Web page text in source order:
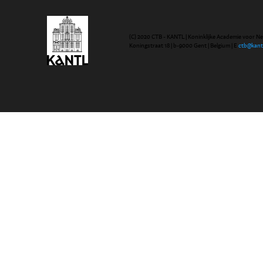
(C) 2020 CTB - KANTL | Koninklijke Academie voor
Koningstraat 18 | b-9000 Gent | Belgium | E